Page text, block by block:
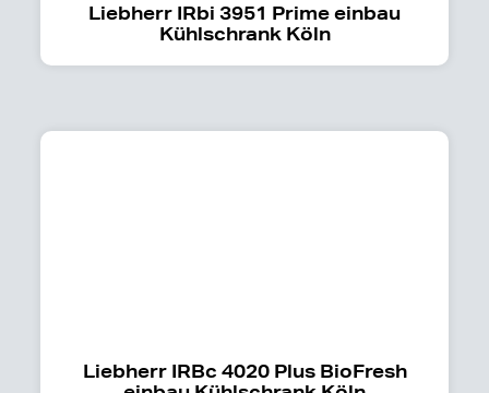
Liebherr IRbi 3951 Prime einbau
Kühlschrank Köln
Liebherr IRBc 4020 Plus BioFresh